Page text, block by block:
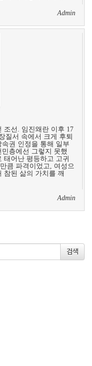
Admin
조선. 임진왜란 이후 17
질서 속에서 크게 후퇴
권 인정을 통해 일부
층에선 그렇지 못했
태어난 평등하고 고귀
큼 파격이었고, 여성으
참된 삶의 가치를 깨
Admin